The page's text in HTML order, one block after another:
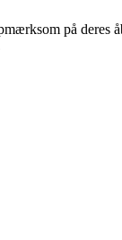
på deres